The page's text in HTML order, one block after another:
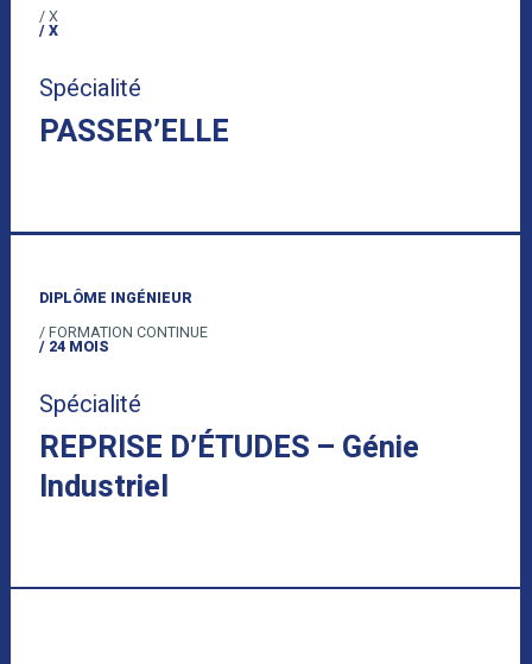
/ X
/ X
Spécialité
PASSER’ELLE
DIPLÔME INGÉNIEUR
/ FORMATION CONTINUE
/ 24 MOIS
Spécialité
REPRISE D’ÉTUDES – Génie
Industriel